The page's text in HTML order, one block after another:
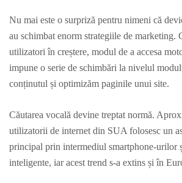
Nu mai este o surpriză pentru nimeni că
au schimbat enorm strategiile de marketing.
utilizatori în creștere, modul de a accesa
impune o serie de schimbări la nivelul
conținutul și optimizăm paginile unui site.
Căutarea vocală devine treptat normă.
utilizatorii de internet din SUA folosesc un
principal prin intermediul smartphone-urilor
inteligente, iar acest trend s-a extins și în